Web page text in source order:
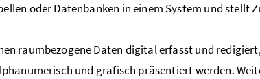
oder Datenbanken in einem System und stellt
raumbezogene Daten digital erfasst und
und grafisch präsentiert werden.